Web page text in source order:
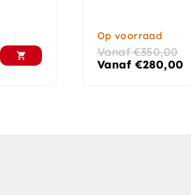
Op voorraad
Vanaf€350,00
Vanaf €280,00